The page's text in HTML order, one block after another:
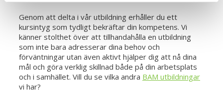
Genom att delta i vår utbildning erhåller du ett
kursintyg som tydligt bekräftar din kompetens. Vi
känner stolthet över att tillhandahålla en utbildning
som inte bara adresserar dina behov och
förväntningar utan även aktivt hjälper dig att nå dina
mål och göra verklig skillnad både på din arbetsplats
och i samhället. Vill du se vilka andra BAM utbildningar
vi har?